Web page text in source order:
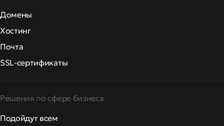
Домены
Хостинг
Почта
SSL-сертификаты
Решения по сфере бизнеса
Подойдут всем